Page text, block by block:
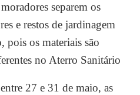
separem os
e restos de jardinagem
pois os materiais são
no Aterro Sanitário
27 e 31 de maio, as